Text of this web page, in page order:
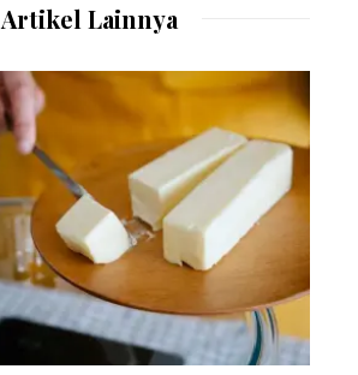
Artikel Lainnya